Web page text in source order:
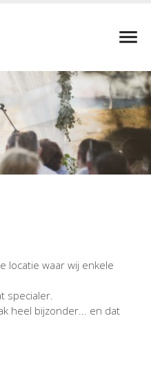
locatie waar wij enkele
specialer.
heel bijzonder... en dat